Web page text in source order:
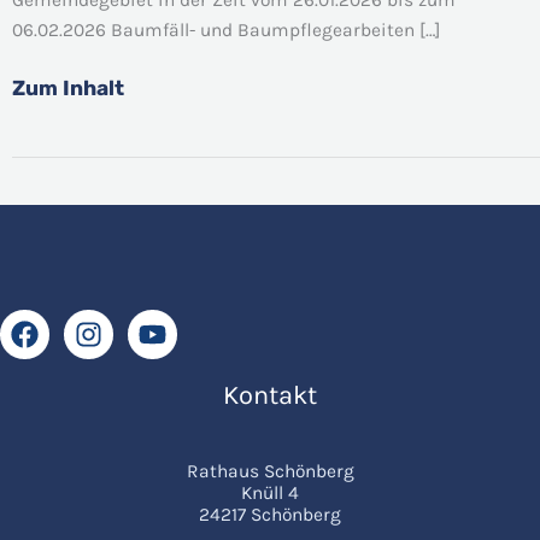
06.02.2026 Baumfäll- und Baumpflegearbeiten […]
Gemeindegebiet
Schönberg
Zum Inhalt
Kontakt
Rathaus Schönberg
Knüll 4
24217 Schönberg